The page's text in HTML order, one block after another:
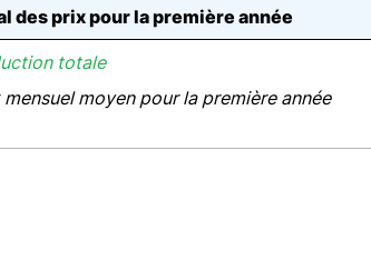
des prix pour la première année
totale
mensuel moyen pour la première année